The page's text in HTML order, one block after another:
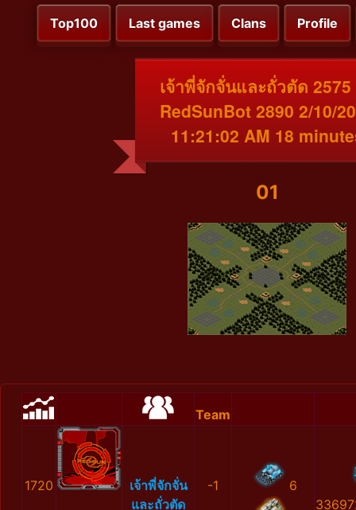
Top100 Last games Clans Profile
เจ้าพี่จักจั่นและถั่วตัด
RedSunBot 2890 2/10/
11:21:02 AM 18
01
Team
1720
เจ้าพี่จักจั่น
และถั่วตัด
-1 6